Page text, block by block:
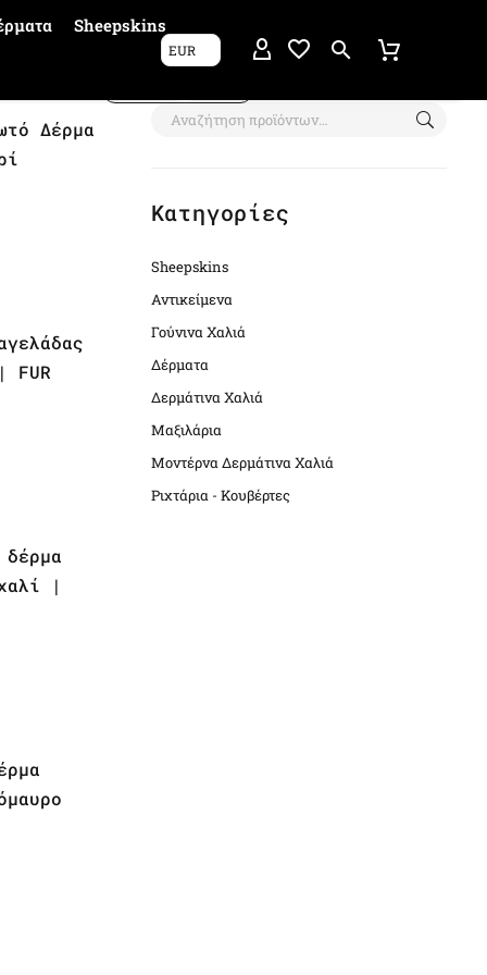
Sheepskins
EUR
Κατηγορίες
Sheepskins
Αντικείμενα
Γούνινα Χαλιά
Δέρματα
Δερμάτινα Χαλιά
Μαξιλάρια
Μοντέρνα Δερμάτινα Χαλιά
Ριχτάρια - Κουβέρτες
Δέρμα
FUR
|